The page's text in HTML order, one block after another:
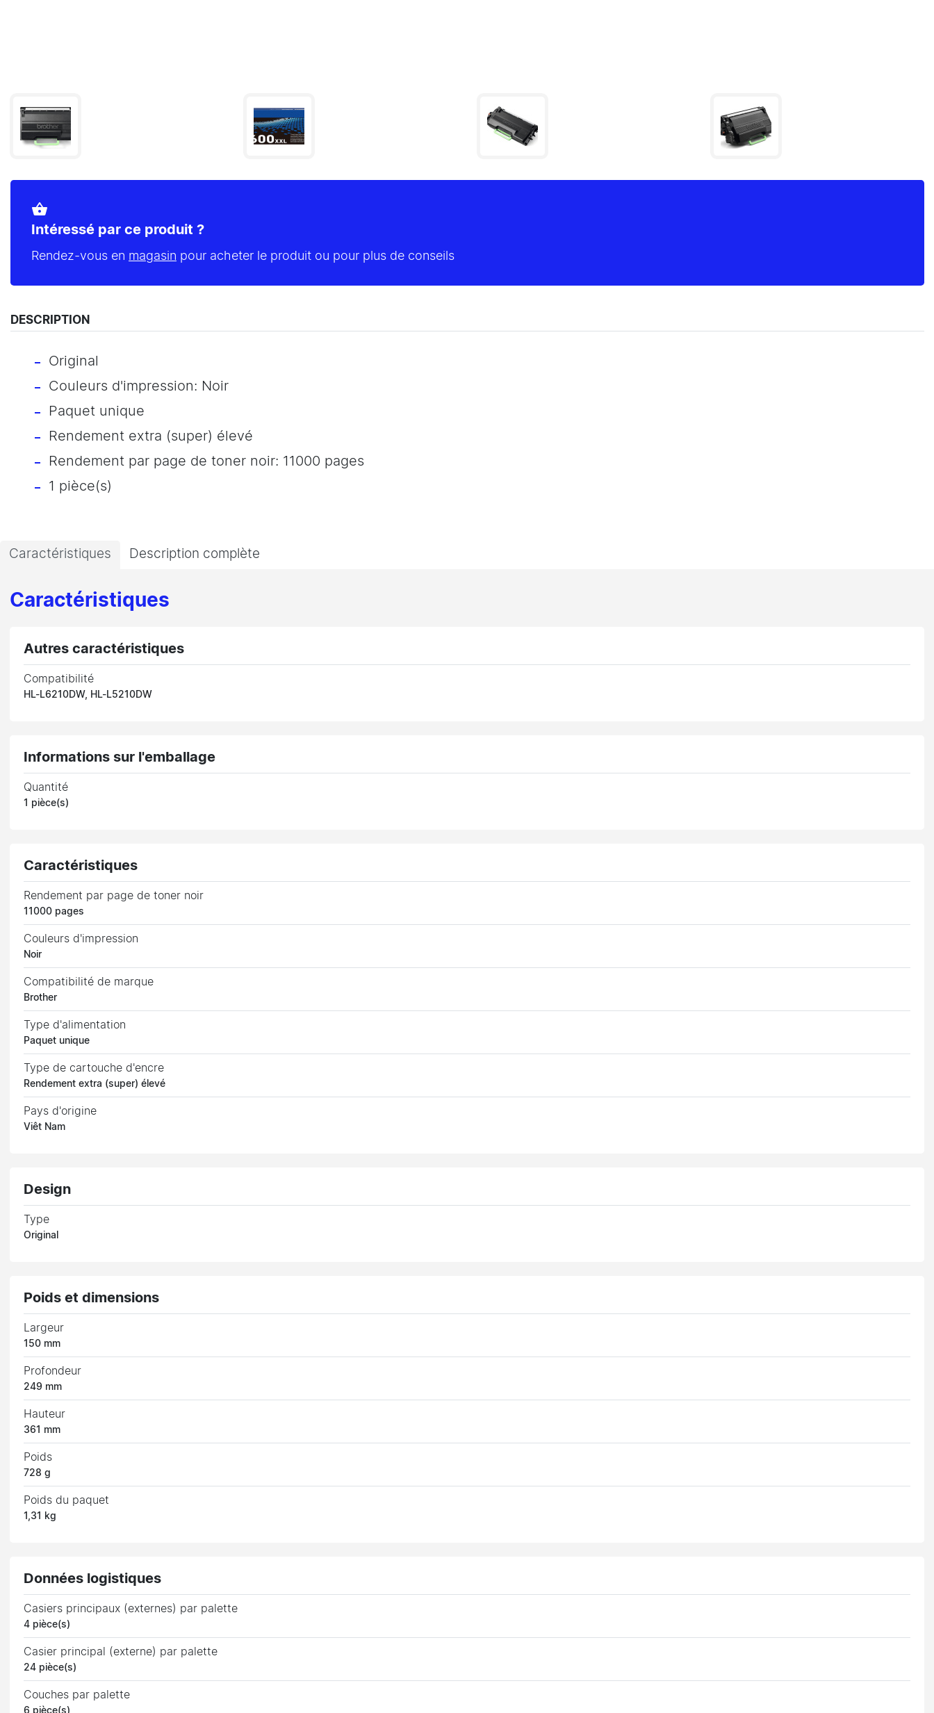
shopping_basket
Intéressé par ce produit ?
Rendez-vous en magasin pour acheter le produit ou pour plus de conseils
DESCRIPTION
Original
Couleurs d'impression: Noir
Paquet unique
Rendement extra (super) élevé
Rendement par page de toner noir: 11000 pages
1 pièce(s)
Caractéristiques Description complète
Caractéristiques
Autres caractéristiques
Compatibilité
HL-L6210DW, HL-L5210DW
Informations sur l'emballage
Quantité
1 pièce(s)
Caractéristiques
Rendement par page de toner noir
11000 pages
Couleurs d'impression
Noir
Compatibilité de marque
Brother
Type d'alimentation
Paquet unique
Type de cartouche d'encre
Rendement extra (super) élevé
Pays d'origine
Viêt Nam
Design
Type
Original
Poids et dimensions
Largeur
150 mm
Profondeur
249 mm
Hauteur
361 mm
Poids
728 g
Poids du paquet
1,31 kg
Données logistiques
Casiers principaux (externes) par palette
4 pièce(s)
Casier principal (externe) par palette
24 pièce(s)
Couches par palette
6 pièce(s)